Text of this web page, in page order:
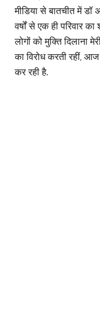
मीडिया से बातचीत में
वर्षों से एक ही परिवार
लोगों को मुक्ति दिलाना
का विरोध करती रहीं, आज
कर रही है.